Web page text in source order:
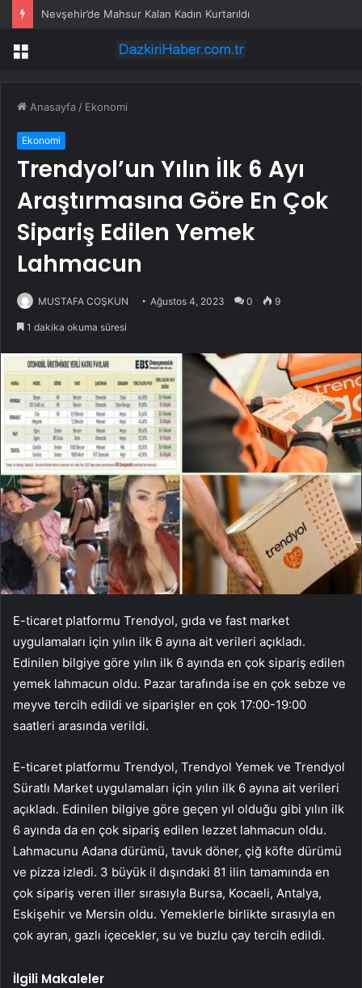
Nevşehir’de Mahsur Kalan Kadın Kurtarıldı
Menü
Anasayfa / Ekonomi
Ekonomi
Trendyol’un Yılın İlk 6 Ayı
Araştırmasına Göre En Çok
Sipariş Edilen Yemek
Lahmacun
MUSTAFA COŞKUN Ağustos 4, 2023 0 9
1 dakika okuma süresi
E-ticaret platformu Trendyol, gıda ve fast market
uygulamaları için yılın ilk 6 ayına ait verileri açıkladı.
Edinilen bilgiye göre yılın ilk 6 ayında en çok sipariş edilen
yemek lahmacun oldu. Pazar tarafında ise en çok sebze ve
meyve tercih edildi ve siparişler en çok 17:00-19:00
saatleri arasında verildi.
E-ticaret platformu Trendyol, Trendyol Yemek ve Trendyol
Süratlı Market uygulamaları için yılın ilk 6 ayına ait verileri
açıkladı. Edinilen bilgiye göre geçen yıl olduğu gibi yılın ilk
6 ayında da en çok sipariş edilen lezzet lahmacun oldu.
Lahmacunu Adana dürümü, tavuk döner, çiğ köfte dürümü
ve pizza izledi. 3 büyük il dışındaki 81 ilin tamamında en
çok sipariş veren iller sırasıyla Bursa, Kocaeli, Antalya,
Eskişehir ve Mersin oldu. Yemeklerle birlikte sırasıyla en
çok ayran, gazlı içecekler, su ve buzlu çay tercih edildi.
İlgili Makaleler